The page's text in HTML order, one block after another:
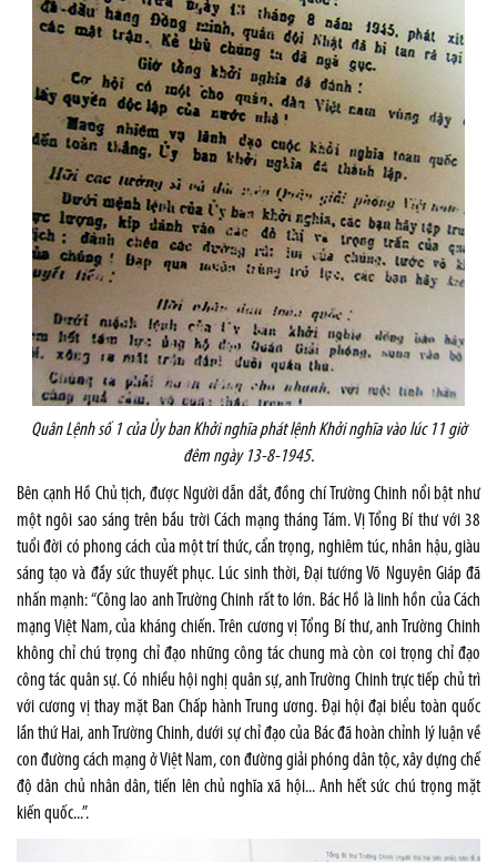
Quân Lệnh số 1 của Ủy ban Khởi nghĩa phát lệnh Khởi nghĩa vào lúc 11 giờ
đêm ngày 13-8-1945.
Bên cạnh Hồ Chủ tịch, được Người dẫn dắt, đồng chí Trường Chinh nổi bật như
một ngôi sao sáng trên bầu trời Cách mạng tháng Tám. Vị Tổng Bí thư với 38
tuổi đời có phong cách của một trí thức, cẩn trọng, nghiêm túc, nhân hậu, giàu
sáng tạo và đầy sức thuyết phục. Lúc sinh thời, Đại tướng Võ Nguyên Giáp đã
nhấn mạnh: “Công lao anh Trường Chinh rất to lớn. Bác Hồ là linh hồn của Cách
mạng Việt Nam, của kháng chiến. Trên cương vị Tổng Bí thư, anh Trường Chinh
không chỉ chú trọng chỉ đạo những công tác chung mà còn coi trọng chỉ đạo
công tác quân sự. Có nhiều hội nghị quân sự, anh Trường Chinh trực tiếp chủ trì
với cương vị thay mặt Ban Chấp hành Trung ương. Đại hội đại biểu toàn quốc
lần thứ Hai, anh Trường Chinh, dưới sự chỉ đạo của Bác đã hoàn chỉnh lý luận về
con đường cách mạng ở Việt Nam, con đường giải phóng dân tộc, xây dựng chế
độ dân chủ nhân dân, tiến lên chủ nghĩa xã hội... Anh hết sức chú trọng mặt
kiến quốc...”.